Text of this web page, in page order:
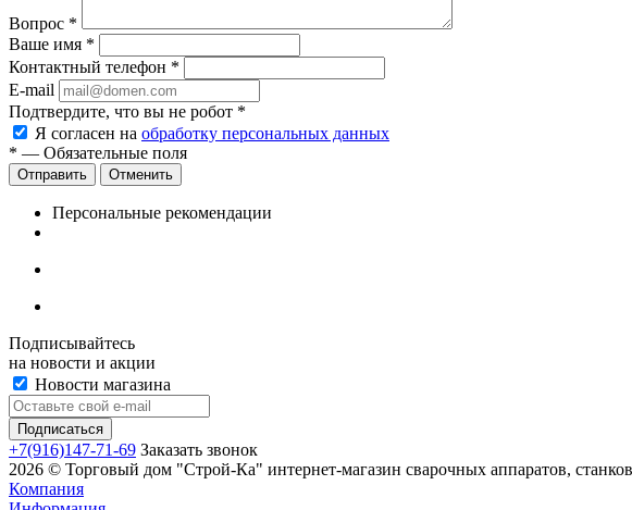
Вопрос *
Ваше имя *
Контактный телефон *
E-mail
Подтвердите, что вы не робот *
Я согласен на обработку персональных данных
* — Обязательные поля
Отменить
Персональные рекомендации
Подписывайтесь
на новости и акции
Новости магазина
+7(916)147-71-69 Заказать звонок
2026 © Торговый дом "Строй-Ка" интернет-магазин сварочных аппаратов,
Компания